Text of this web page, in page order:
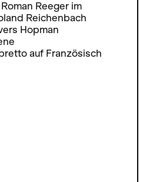
Reeger im
Reichenbach
Hopman
auf Französisch